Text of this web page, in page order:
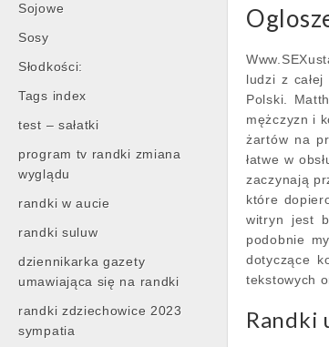
Sojowe
Sosy
Słodkości:
Tags index
test – sałatki
program tv randki zmiana
wyglądu
randki w aucie
randki suluw
dziennikarka gazety
umawiająca się na randki
randki zdziechowice 2023
sympatia
ludzi z
Polski.
mężczyzn i
żartów na
łatwe w
zaczynają
które
witryn jest
podobnie
dotyczące
tekstowych
Randki